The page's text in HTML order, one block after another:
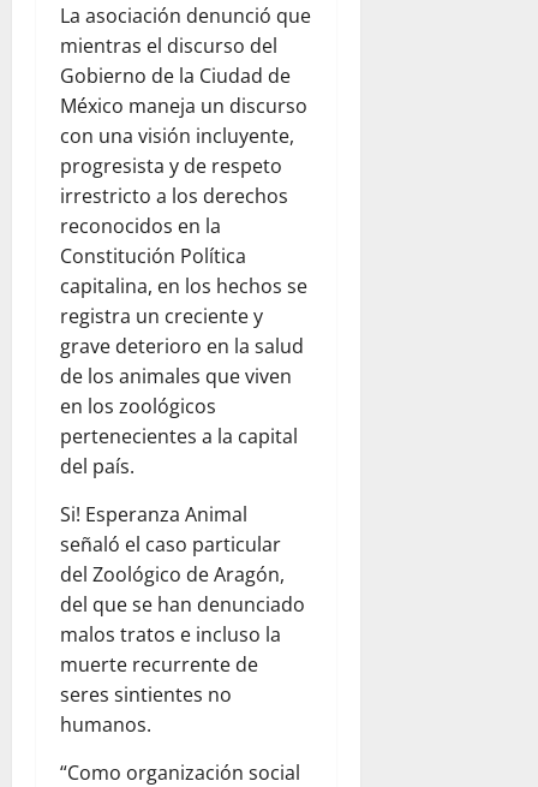
La asociación denunció que
mientras el discurso del
Gobierno de la Ciudad de
México maneja un discurso
con una visión incluyente,
progresista y de respeto
irrestricto a los derechos
reconocidos en la
Constitución Política
capitalina, en los hechos se
registra un creciente y
grave deterioro en la salud
de los animales que viven
en los zoológicos
pertenecientes a la capital
del país.
Si! Esperanza Animal
señaló el caso particular
del Zoológico de Aragón,
del que se han denunciado
malos tratos e incluso la
muerte recurrente de
seres sintientes no
humanos.
“Como organización social